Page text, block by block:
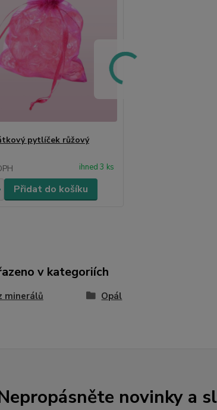
pytlíček růžový
ihned 3 ks
Přidat do košíku
v kategoriích
minerálů Opál
novinky a